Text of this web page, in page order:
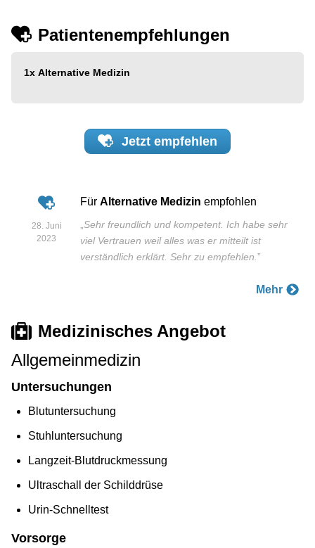
Patientenempfehlungen
1x Alternative Medizin
Jetzt empfehlen
28. Juni
2023
Für Alternative Medizin empfohlen
„Sehr freundlich und kompetent. Ich habe sehr
viel Vertrauen weil alles was er mitteilt ist
verständlich erklärt. Sehr zu empfehlen.”
Mehr
Medizinisches Angebot
Allgemeinmedizin
Untersuchungen
Blutuntersuchung
Stuhluntersuchung
Langzeit-Blutdruckmessung
Ultraschall der Schilddrüse
Urin-Schnelltest
Vorsorge